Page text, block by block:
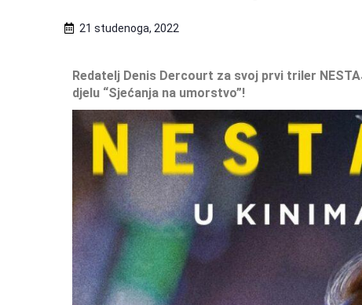
21 studenoga, 2022
Redatelj Denis Dercourt za svoj prvi triler
djelu “Sjećanja na umorstvo”!